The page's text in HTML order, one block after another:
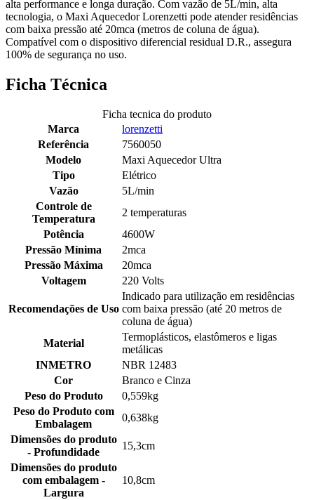
alta performance e longa duração. Com vazão de 5L/min, alta
tecnologia, o Maxi Aquecedor Lorenzetti pode atender residências
com baixa pressão até 20mca (metros de coluna de água).
Compatível com o dispositivo diferencial residual D.R., assegura
100% de segurança no uso.
Ficha Técnica
Ficha tecnica do produto
Marca
lorenzetti
Referência
7560050
Modelo
Maxi Aquecedor Ultra
Tipo
Elétrico
Vazão
5L/min
Controle de
Temperatura
2 temperaturas
Potência
4600W
Pressão Mínima
2mca
Pressão Máxima
20mca
Voltagem
220 Volts
Recomendações de Uso
Indicado para utilização em residências
com baixa pressão (até 20 metros de
coluna de água)
Material
Termoplásticos, elastômeros e ligas
metálicas
INMETRO
NBR 12483
Cor
Branco e Cinza
Peso do Produto
0,559kg
Peso do Produto com
Embalagem
0,638kg
Dimensões do produto
- Profundidade
15,3cm
Dimensões do produto
com embalagem -
Largura
10,8cm